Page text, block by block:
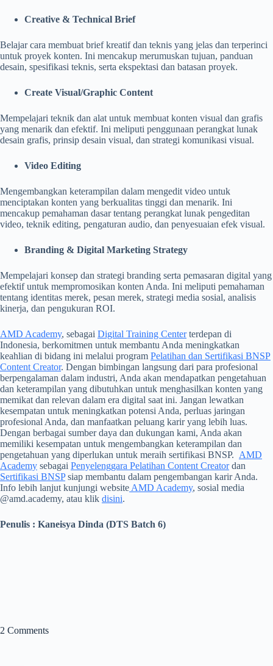
Creative & Technical Brief
Belajar cara membuat brief kreatif dan teknis yang jelas dan terperinci
untuk proyek konten. Ini mencakup merumuskan tujuan, panduan
desain, spesifikasi teknis, serta ekspektasi dan batasan proyek.
Create Visual/Graphic Content
Mempelajari teknik dan alat untuk membuat konten visual dan grafis
yang menarik dan efektif. Ini meliputi penggunaan perangkat lunak
desain grafis, prinsip desain visual, dan strategi komunikasi visual.
Video Editing
Mengembangkan keterampilan dalam mengedit video untuk
menciptakan konten yang berkualitas tinggi dan menarik. Ini
mencakup pemahaman dasar tentang perangkat lunak pengeditan
video, teknik editing, pengaturan audio, dan penyesuaian efek visual.
Branding & Digital Marketing Strategy
Mempelajari konsep dan strategi branding serta pemasaran digital yang
efektif untuk mempromosikan konten Anda. Ini meliputi pemahaman
tentang identitas merek, pesan merek, strategi media sosial, analisis
kinerja, dan pengukuran ROI.
AMD Academy, sebagai Digital Training Centerterdepan di
Indonesia, berkomitmen untuk membantu Anda meningkatkan
keahlian di bidang ini melalui program Pelatihan dan Sertifikasi BNSP
Content Creator. Dengan bimbingan langsung dari para profesional
berpengalaman dalam industri, Anda akan mendapatkan pengetahuan
dan keterampilan yang dibutuhkan untuk menghasilkan konten yang
memikat dan relevan dalam era digital saat ini. Jangan lewatkan
kesempatan untuk meningkatkan potensi Anda, perluas jaringan
profesional Anda, dan manfaatkan peluang karir yang lebih luas.
Dengan berbagai sumber daya dan dukungan kami, Anda akan
memiliki kesempatan untuk mengembangkan keterampilan dan
pengetahuan yang diperlukan untuk meraih sertifikasi BNSP. AMD
Academy sebagai Penyelenggara Pelatihan Content Creatordan
Sertifikasi BNSPsiap membantu dalam pengembangan karir Anda.
Info lebih lanjut kunjungi websiteAMD Academy, sosial media
@amd.academy, atau klik disini.
Penulis : Kaneisya Dinda (DTS Batch 6)
2 Comments